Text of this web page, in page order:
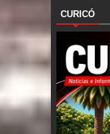
CURICÓ